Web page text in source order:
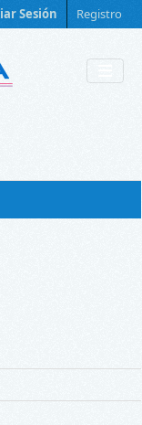
Sesión Registro